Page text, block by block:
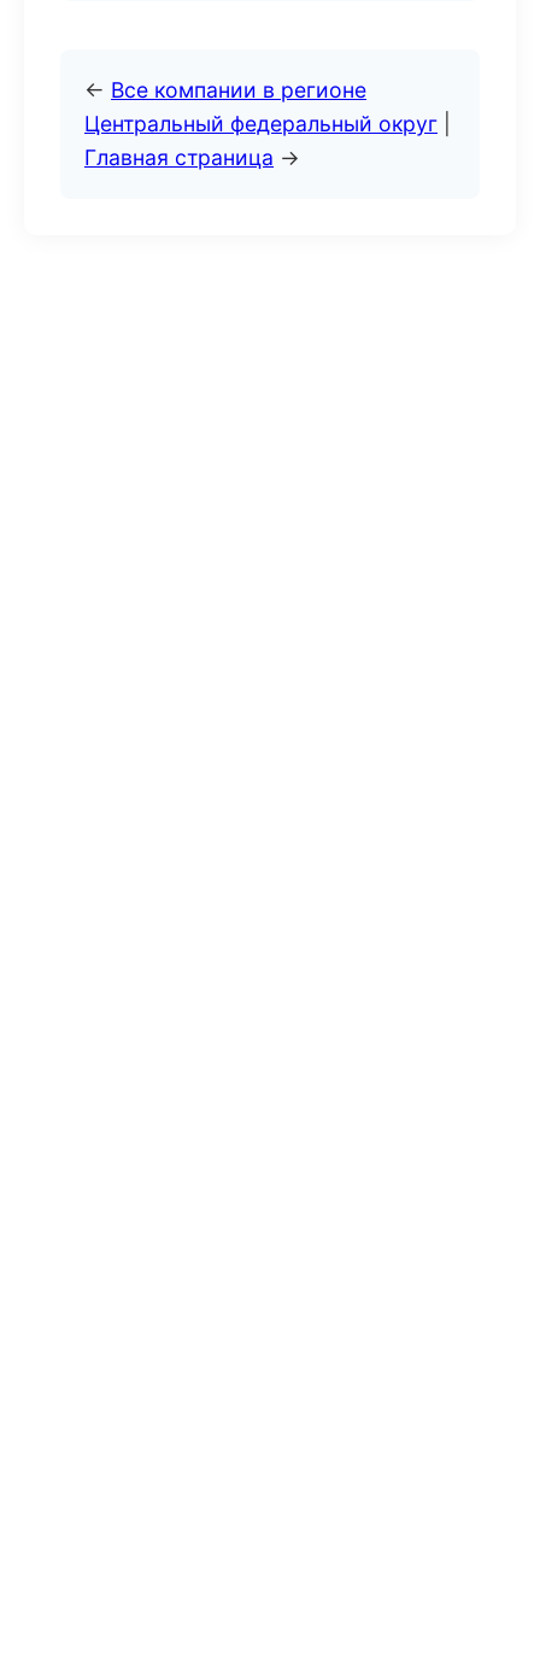
← Все компании в регионе
Центральный федеральный округ
Главная страница →